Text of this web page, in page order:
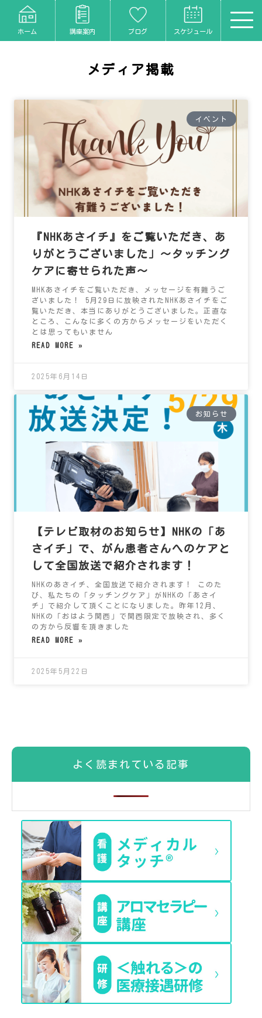
ホーム 講座案内 ブログ スケジュール
メディア掲載
イベント
『NHKあさイチ』をご覧いただき、あ
りがとうございました」～タッチング
ケアに寄せられた声～
MHKあさイチをご覧いただき、メッセージを有難うご
ざいました！ 5月29日に放映されたNHKあさイチをご
覧いただき、本当にありがとうございました。正直な
ところ、こんなに多くの方からメッセージをいただく
とは思ってもいません
READ MORE »
2025年6月14日
お知らせ
【テレビ取材のお知らせ】NHKの「あ
さイチ」で、がん患者さんへのケアと
して全国放送で紹介されます！
NHKのあさイチ、全国放送で紹介されます！ このた
び、私たちの「タッチングケア」がNHKの「あさイ
チ」で紹介して頂くことになりました。昨年12月、
NHKの「おはよう関西」で関西限定で放映され、多く
の方から反響を頂きました
READ MORE »
2025年5月22日
よく読まれている記事